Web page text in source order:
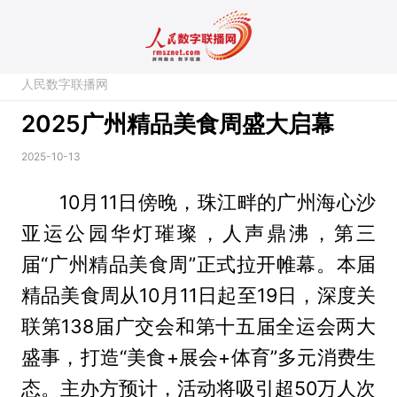
人民数字联播网
2025广州精品美食周盛大启幕
2025-10-13
10月11日傍晚，珠江畔的广州海心沙
亚运公园华灯璀璨，人声鼎沸，第三
届“广州精品美食周”正式拉开帷幕。本届
精品美食周从10月11日起至19日，深度关
联第138届广交会和第十五届全运会两大
盛事，打造“美食+展会+体育”多元消费生
态。主办方预计，活动将吸引超50万人次